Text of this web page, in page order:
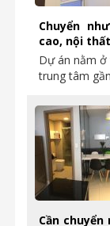
Chuyển
cao, nội
Dự án nằm
trung tâm
Cần